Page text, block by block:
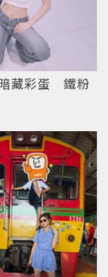
藏彩蛋 鐵粉